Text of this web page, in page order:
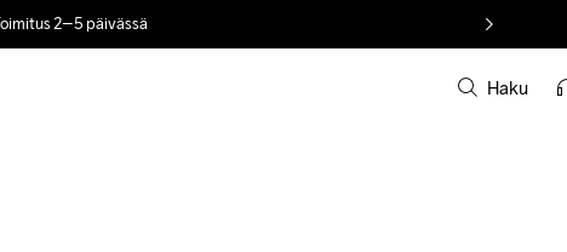
2–5 päivässä
Haku